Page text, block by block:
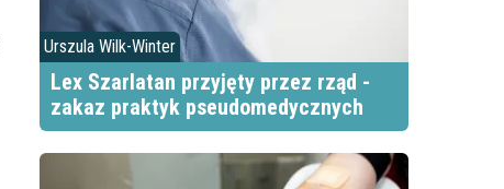
Urszula Wilk-Winter
Lex Szarlatan przyjęty przez rząd -
zakaz praktyk pseudomedycznych